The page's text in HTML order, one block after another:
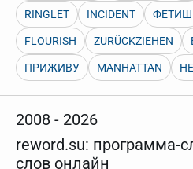
Порядок словарей можно
словарь вверх или вниз за
названия словаря. Также
словари.
RINGLET INCIDENT ФЕТИШ
FLOURISH ZURÜCKZIEHEN
ПРИЖИВУ MANHATTAN
2008 - 2026
reword.su: программа-
слов онлайн